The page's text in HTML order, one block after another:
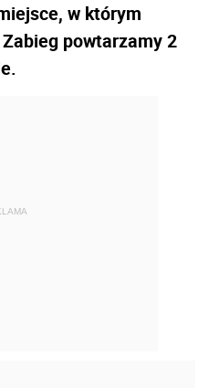
w którym
powtarzamy 2